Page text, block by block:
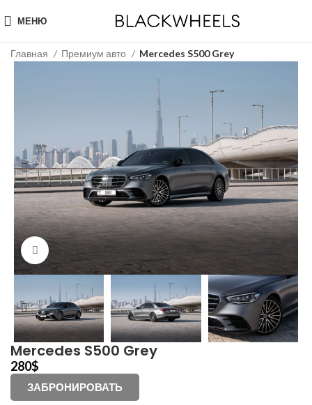
МЕНЮ
Главная Премиум авто Mercedes S500 Grey
Click to enlarge
Mercedes S500 Grey
280$
ЗАБРОНИРОВАТЬ